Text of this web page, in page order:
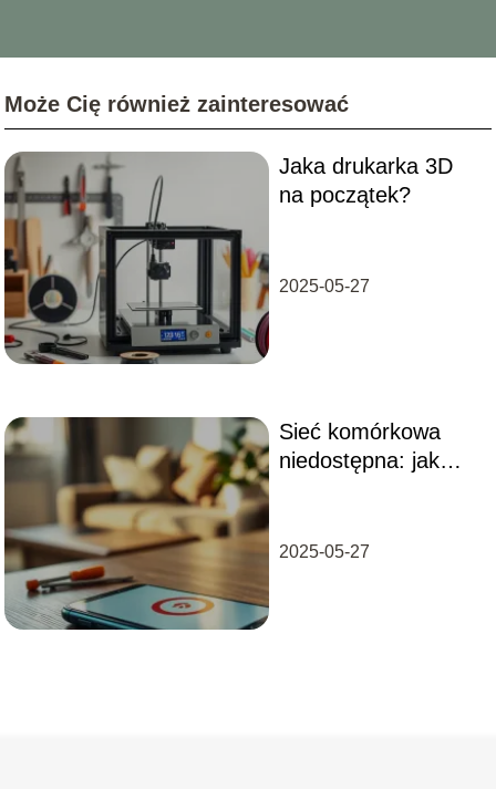
Może Cię również zainteresować
Jaka drukarka 3D
na początek?
2025-05-27
Sieć komórkowa
niedostępna: jak
2025-05-27